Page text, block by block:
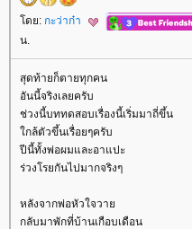
ดย: กะว่าก๋า
น.
สุดท้ายก็ตายทุกคน
อันนี้จริงเลยครับ
ช่วงนี้บททดสอบเรื่องนี้เริ่มมาถี่ขึ้น
กล้ตัวขึ้นเรื่อยๆครับ
ปีนี้ทั้งพ่อผมและอาแปะ
ร่วงโรยกันไปมากจริงๆ
หลังจากพ่อหัวใจวา
กลับมาพักที่บ้านเกือบเดือน